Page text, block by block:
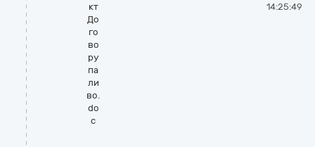
кт
До
го
во
ру
па
ли
во.
do
c
14:25:49